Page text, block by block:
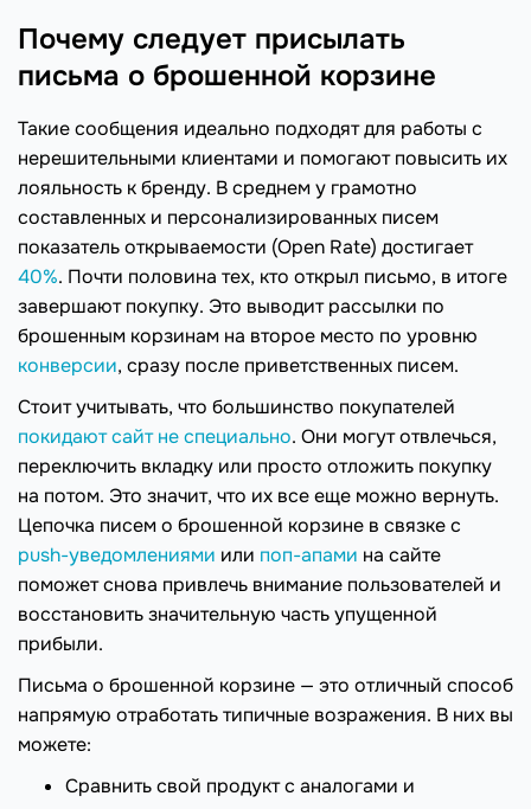
Почему следует присылать
письма о брошенной корзине
Такие сообщения идеально подходят для работы с
нерешительными клиентами и помогают повысить их
лояльность к бренду. В среднем у грамотно
составленных и персонализированных писем
показатель открываемости (Open Rate) достигает
40%. Почти половина тех, кто открыл письмо, в итоге
завершают покупку. Это выводит рассылки по
брошенным корзинам на второе место по уровню
конверсии, сразу после приветственных писем.
Стоит учитывать, что большинство покупателей
покидают сайт не специально. Они могут отвлечься,
переключить вкладку или просто отложить покупку
на потом. Это значит, что их все еще можно вернуть.
Цепочка писем о брошенной корзине в связке с
push-уведомлениями или поп-апами на сайте
поможет снова привлечь внимание пользователей и
восстановить значительную часть упущенной
прибыли.
Письма о брошенной корзине — это отличный способ
напрямую отработать типичные возражения. В них вы
можете:
Сравнить свой продукт с аналогами и